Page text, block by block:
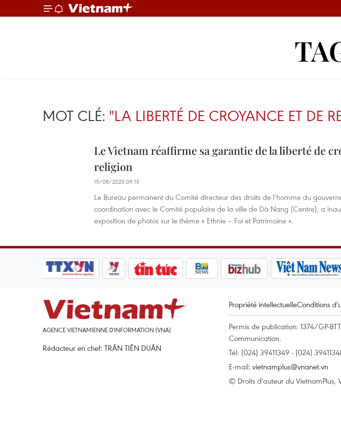
MOT CLÉ: "LA LIBERTÉ DE CROYANCE ET DE
Le Vietnam réaffirme sa garantie de la liberté de
religion
15/08/2025 09:15
Le Bureau permanent du Comité directeur des droits de l’homme du
coordination avec le Comité populaire de la ville de Dà Nang (Centre), a
exposition de photos sur le thème « Ethnie – Foi et Patrimoine ».
AGENCE VIETNAMIENNE D'INFORMATION (VNA)
Rédacteur en chef: TRÂN TIÊN DUÂN
Propriété intellectuelleConditions
Permis de publication: 1374/GP-
Communication.
Tél: (024) 39411349 - (024)
E-mail: vietnamplus@vnanet.vn
© Droits d'auteur du VietnamPlus,